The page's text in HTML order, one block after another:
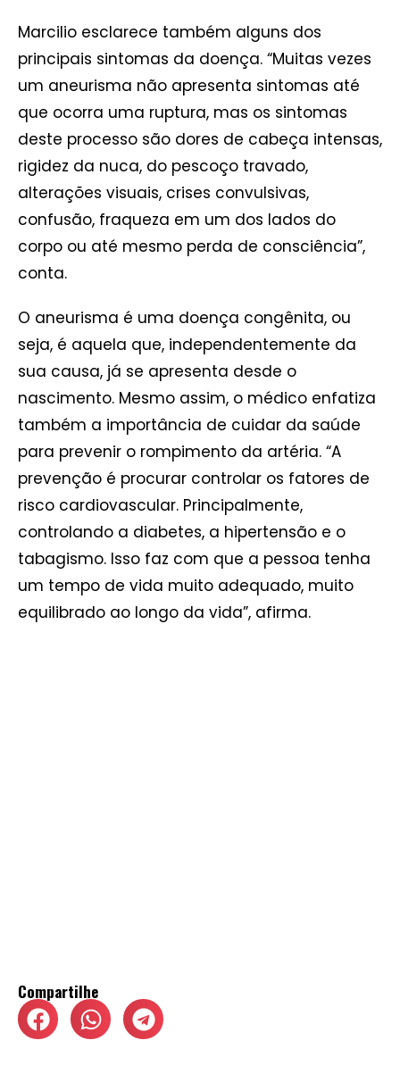
Marcilio esclarece também alguns dos
principais sintomas da doença. “Muitas vezes
um aneurisma não apresenta sintomas até
que ocorra uma ruptura, mas os sintomas
deste processo são dores de cabeça intensas,
rigidez da nuca, do pescoço travado,
alterações visuais, crises convulsivas,
confusão, fraqueza em um dos lados do
corpo ou até mesmo perda de consciência”,
conta.
O aneurisma é uma doença congênita, ou
seja, é aquela que, independentemente da
sua causa, já se apresenta desde o
nascimento. Mesmo assim, o médico enfatiza
também a importância de cuidar da saúde
para prevenir o rompimento da artéria. “A
prevenção é procurar controlar os fatores de
risco cardiovascular. Principalmente,
controlando a diabetes, a hipertensão e o
tabagismo. Isso faz com que a pessoa tenha
um tempo de vida muito adequado, muito
equilibrado ao longo da vida”, afirma.
Compartilhe